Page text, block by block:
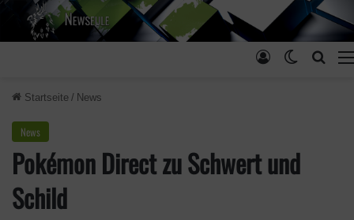
Skin
Anmelden
Startseite / News
News
Pokémon Direct zu Schwert und
Schild